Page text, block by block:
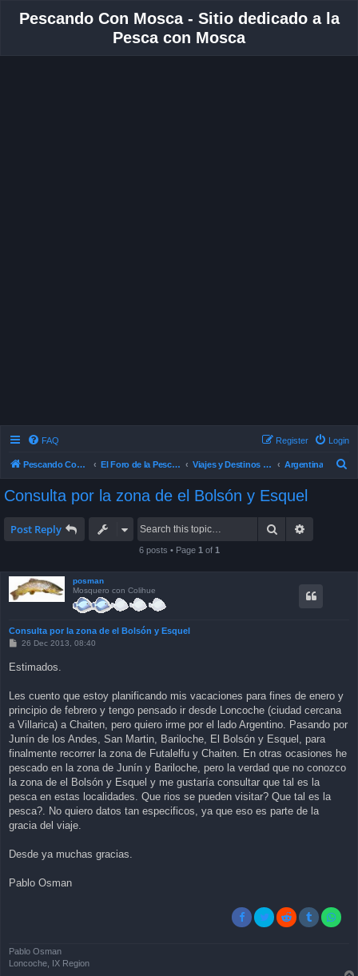
Pescando Con Mosca - Sitio dedicado a la
Pesca con Mosca
FAQ Login
Register
Pescando Con Mosca El Foro de la Pesca con Mosca en Chile Viajes y Destinos de Pesca Argentina
Consulta por la zona de el Bolsón y Esquel
Post Reply Search
6 posts • Page 1 of 1
posman
Mosquero con Colihue
Consulta por la zona de el Bolsón y Esquel
P
t
26 Dec 2013, 08:40
Estimados.
Les cuento que estoy planificando mis vacaciones para fines de enero y
principio de febrero y tengo pensado ir desde Loncoche (ciudad cercana
a Villarica) a Chaiten, pero quiero irme por el lado Argentino. Pasando por
Junín de los Andes, San Martin, Bariloche, El Bolsón y Esquel, para
finalmente recorrer la zona de Futalelfu y Chaiten. En otras ocasiones he
pescado en la zona de Junín y Bariloche, pero la verdad que no conozco
la zona de el Bolsón y Esquel y me gustaría consultar que tal es la
pesca en estas localidades. Que rios se pueden visitar? Que tal es la
pesca?. No quiero datos tan especificos, ya que eso es parte de la
gracia del viaje.
Desde ya muchas gracias.
Pablo Osman
Pablo Osman
Loncoche, IX Region